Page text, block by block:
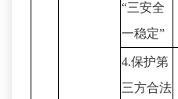
“三安全
一稳定”
4.保护第
三方合法